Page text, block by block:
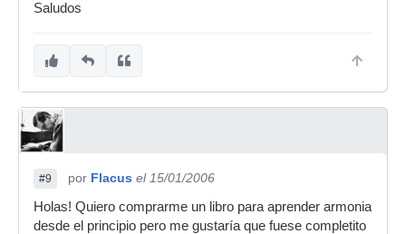
Saludos
#9 por Flacus el 15/01/2006
Holas! Quiero comprarme un libro para aprender armonia
desde el principio pero me gustaría que fuese completito